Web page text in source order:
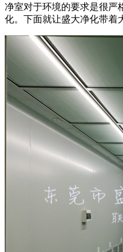
净室对于环境的要求是很严
化。下面就让盛大净化带着